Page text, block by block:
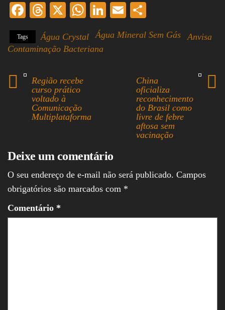
Fa
ce
bo
T
ea
ds
X
W
ha
ts
Li
ed
E
ail re
Tags Água Crystal Água Mineral Sem Gás
Anvisa
Contaminação Bacteriana
Região recebe
curso prático
voltado à
Comunicação
Multiplataforma
China
oficializa
reconhecimento
do Brasil como
livre de febre
aftosa sem
vacinação
Deixe um comentário
O seu endereço de e-mail não será publicado. Campos
obrigatórios são marcados com *
Comentário *